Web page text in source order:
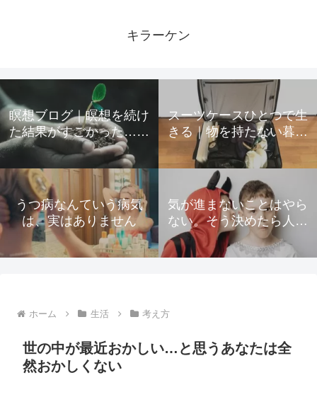
キラーケン
瞑想ブログ｜瞑想を続け
た結果がすごかった…起
きた変化をすべて公開
スーツケースひとつで生
きる｜物を持たない暮ら
しのための所有物の手放
し方
うつ病なんていう病気
は、実はありません
気が進まないことはやら
ない。そう決めたら人生
が驚くほど楽になった
ホーム 生活 考え方
世の中が最近おかしい…と思うあなたは全
然おかしくない